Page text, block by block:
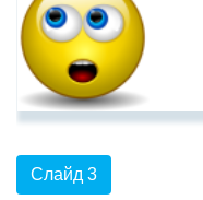
Слайд 3